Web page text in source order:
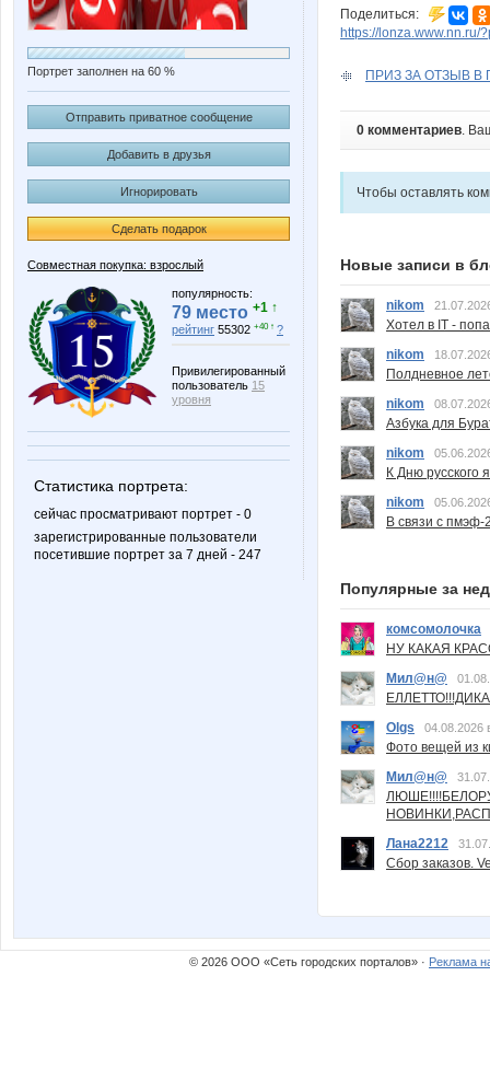
Портрет заполнен на 60 %
Отправить приватное сообщение
Добавить в друзья
Игнорировать
Сделать подарок
Совместная покупка: взрослый
популярность:
79 место +1 ↑
рейтинг 55302 +40 ↑ ?
Привилегированный
пользователь 15
уровня
Статистика портрета:
сейчас просматривают портрет - 0
зарегистрированные пользователи
посетившие портрет за 7 дней - 247
Поделиться:
https://lonza.www.nn.ru/
ПРИЗ ЗА ОТЗЫВ В
0 комментариев.
Чтобы оставлять
Новые записи в
nikom
Хотел в IT -
nikom
Полдневное
nikom
Азбука для
nikom
К Дню русского
nikom
В связи с пмэф-
Популярные за
комсомолочка
НУ КАКАЯ
Мил@н@
Olgs
04.08.2026
Фото вещей из
Мил@н@
Лана2212
Сбор заказов.
© 2026 ООО «Сеть городских порталов» · Реклама